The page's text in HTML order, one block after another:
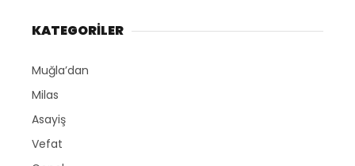
KATEGORİLER
Muğla’dan
Milas
Asayiş
Vefat